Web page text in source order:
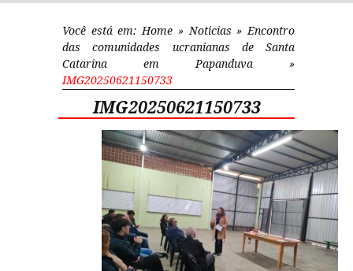
Você está em: Home » Noticias » Encontro
das comunidades ucranianas de Santa
Catarina em Papanduva »
IMG20250621150733
IMG20250621150733